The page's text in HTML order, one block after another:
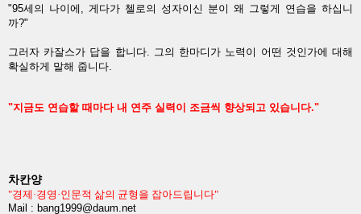
"95세의 나이에, 게다가 첼로의 성자이신 분이 왜 그렇게 연습을 하십니
까?"
그러자 카잘스가 답을 합니다. 그의 한마디가 노력이 어떤 것인가에 대해
확실하게 말해 줍니다.
"지금도 연습할 때마다 내 연주 실력이 조금씩 향상되고 있습니다."
차칸양
"경제·경영·인문적 삶의 균형을 잡아드립니다"
Mail : bang1999@daum.net